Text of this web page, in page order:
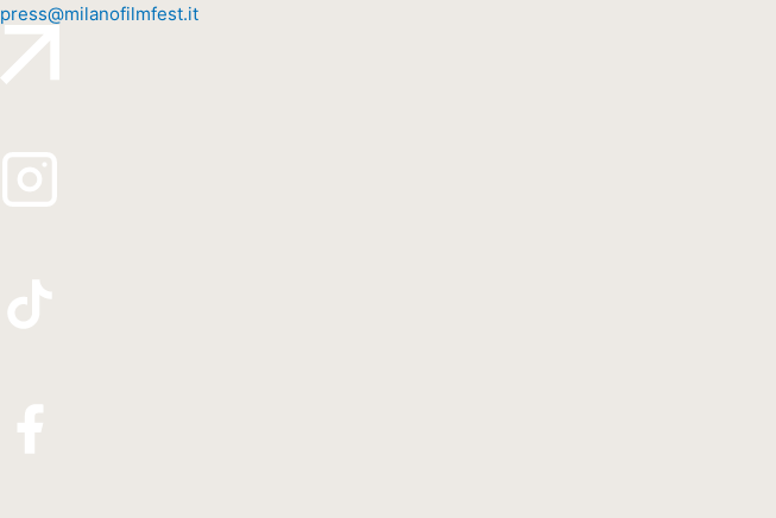
press@milanofilmfest.it